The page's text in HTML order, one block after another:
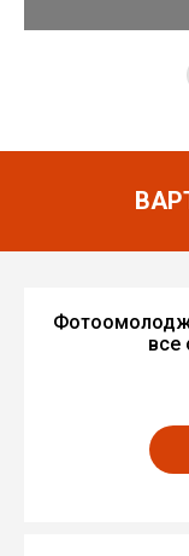
все